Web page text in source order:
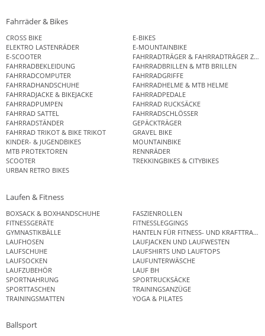
Fahrräder & Bikes
CROSS BIKE
E-BIKES
ELEKTRO LASTENRÄDER
E-MOUNTAINBIKE
E-SCOOTER
FAHRRADTRÄGER & FAHRRADTRÄGER
FAHRRADBEKLEIDUNG
FAHRRADBRILLEN & MTB BRILLEN
FAHRRADCOMPUTER
FAHRRADGRIFFE
FAHRRADHANDSCHUHE
FAHRRADHELME & MTB HELME
FAHRRADJACKE & BIKEJACKE
FAHRRADPEDALE
FAHRRADPUMPEN
FAHRRAD RUCKSÄCKE
FAHRRAD SATTEL
FAHRRADSCHLÖSSER
FAHRRADSTÄNDER
GEPÄCKTRÄGER
FAHRRAD TRIKOT & BIKE TRIKOT
GRAVEL BIKE
KINDER- & JUGENDBIKES
MOUNTAINBIKE
MTB PROTEKTOREN
RENNRÄDER
SCOOTER
TREKKINGBIKES & CITYBIKES
URBAN RETRO BIKES
Laufen & Fitness
BOXSACK & BOXHANDSCHUHE
FASZIENROLLEN
FITNESSGERÄTE
FITNESSLEGGINGS
GYMNASTIKBÄLLE
HANTELN FÜR FITNESS- UND
LAUFHOSEN
LAUFJACKEN UND LAUFWESTEN
LAUFSCHUHE
LAUFSHIRTS UND LAUFTOPS
LAUFSOCKEN
LAUFUNTERWÄSCHE
LAUFZUBEHÖR
LAUF BH
SPORTNAHRUNG
SPORTRUCKSÄCKE
SPORTTASCHEN
TRAININGSANZÜGE
TRAININGSMATTEN
YOGA & PILATES
Ballsport